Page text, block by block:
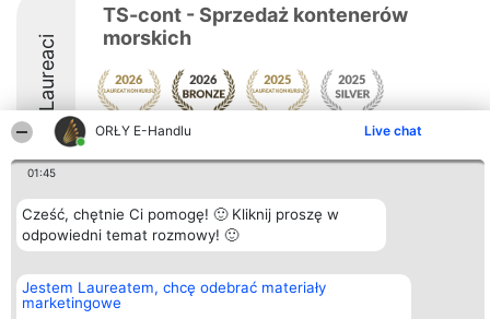
ORŁY E-Handlu Live chat
01:45
Cześć, chętnie Ci pomogę! 🙂 Kliknij proszę w
odpowiedni temat rozmowy! 🙂
Jestem Laureatem, chcę odebrać materiały
marketingowe
Laureaci
TS-cont - Sprzedaż kontenerów
morskich
8.8
Organizator plebiscytu
Bright Side Solutions sp. z o.
o. sp. k.
Wrocław 50-079
KRS 0000749100 | Regon
Plebiscyt
Laureaci
Lista
Laureatów
Kontakt